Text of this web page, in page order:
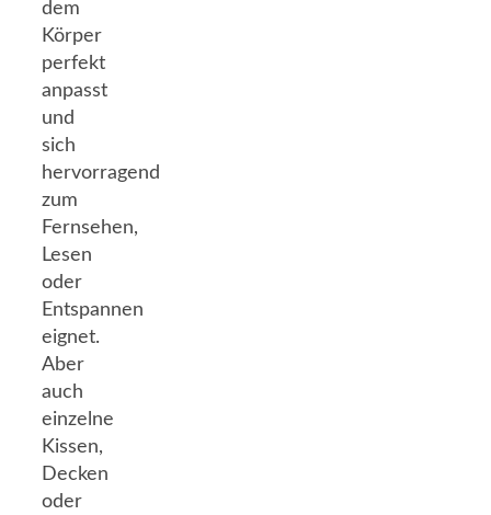
dem
Körper
perfekt
anpasst
und
sich
hervorragend
zum
Fernsehen,
Lesen
oder
Entspannen
eignet.
Aber
auch
einzelne
Kissen,
Decken
oder